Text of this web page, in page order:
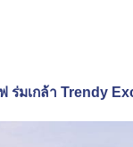
ร่มเกล้า Trendy